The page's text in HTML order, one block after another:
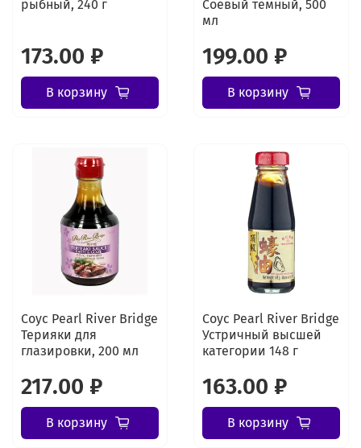
рыбный, 240 г
173.00 ₽
В корзину
Соевый темный, 500
мл
199.00 ₽
В корзину
Соус Pearl River Bridge
Терияки для
глазировки, 200 мл
217.00 ₽
В корзину
Соус Pearl River Bridge
Устричный высшей
категории 148 г
163.00 ₽
В корзину